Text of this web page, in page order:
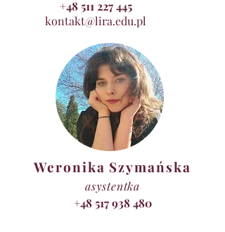
+48 511 227 445
kontakt@lira.edu.pl
Weronika Szymańska
asystentka
+48 517 938 480